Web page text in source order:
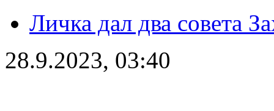
Личка дал два совета
28.9.2023, 03:40